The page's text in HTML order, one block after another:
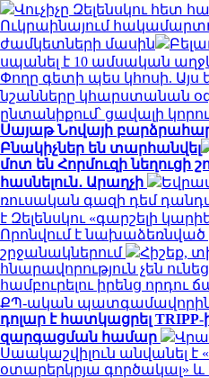
Վուչիչը Զելենսկու հետ
Ուկրաինայում
ժամկետների մասին
սպանել է 10 ամսական
Փողը գետի պես կհոսի.
նշանները կհարստանան
ընտանիքում՝ ցավալի
Սայաթ Նովայի
Բնակիչներ են տարհանվել
մոտ են Հորմուզի նեղուցի
հասնելուն․ Արաղչի
ռուսական գազի դեմ
է Զելենսկու «գարշելի
Որոնվում է նախաձեռնված
շրջանակներում
Հիշեք,
հնարավորություն չեն
համբուրելու իրենց որդու
ՔՊ-ական
դոլար է հատկացրել
զարգացման համար
Սաակաշվիլուն անվանել
օտարերկրյա գործակալ»